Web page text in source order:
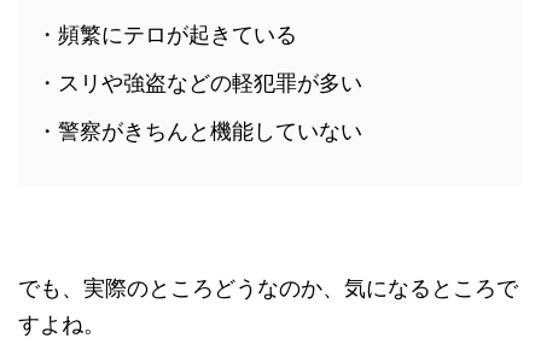
・頻繁にテロが起きている
・スリや強盗などの軽犯罪が多い
・警察がきちんと機能していない
でも、実際のところどうなのか、気になるところで
すよね。